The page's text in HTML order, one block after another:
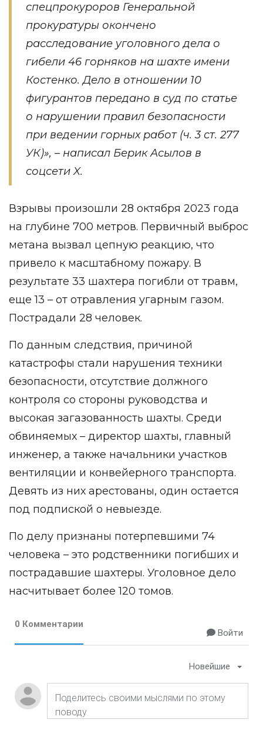
спецпрокуроров Генеральной
прокуратуры окончено
расследование уголовного дела о
гибели 46 горняков на шахте имени
Костенко. Дело в отношении 10
фигурантов передано в суд по статье
о нарушении правил безопасности
при ведении горных работ (ч. 3 ст. 277
УК)», – написал Берик Асылов в
соцсети X.
Взрывы произошли 28 октября 2023 года
на глубине 700 метров. Первичный выброс
метана вызвал цепную реакцию, что
привело к масштабному пожару. В
результате 33 шахтера погибли от травм,
еще 13 – от отравления угарным газом.
Пострадали 28 человек.
По данным следствия, причиной
катастрофы стали нарушения техники
безопасности, отсутствие должного
контроля со стороны руководства и
высокая загазованность шахты. Среди
обвиняемых – директор шахты, главный
инженер, а также начальники участков
вентиляции и конвейерного транспорта.
Девять из них арестованы, один остается
под подпиской о невыезде.
По делу признаны потерпевшими 74
человека – это родственники погибших и
пострадавшие шахтеры. Уголовное дело
насчитывает более 120 томов.
0 Комментарии
Войти
Новейшие